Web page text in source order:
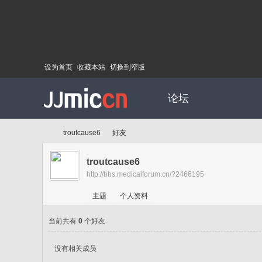
设为首页 收藏本站 切换到窄版
论坛
›
troutcause6 好友
troutcause6
http://bbs.medicalforum.cn/?2466195
主题 个人资料
当前共有 0 个好友
没有相关成员